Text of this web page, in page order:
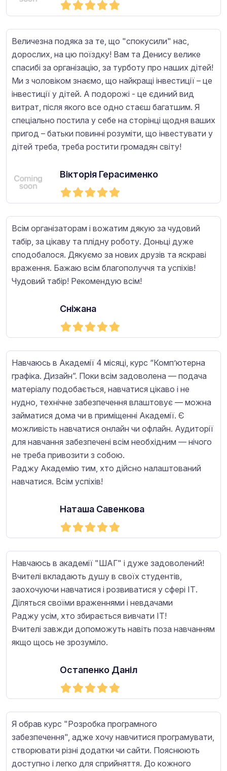
Величезна подяка за те, що "спокусили" нас,
дорослих, на цю поїздку! Вам та Денису велике
спасибі за організацію, за турботу про наших дітей!
Ми з чоловіком знаємо, що найкращі інвестиції – це
інвестиції у дітей. А подорожі - це єдиний вид
витрат, після якого все одно стаєш багатшим. Я
спеціально постила у себе на сторінці щодня ваших
пригод – батьки повинні розуміти, що інвестувати у
дітей треба, треба ростити громадян світу!
Вікторія Герасименко
Всім організаторам і вожатим дякую за чудовий
табір, за цікаву та плідну роботу. Доньці дуже
сподобалося. Дякуємо за нових друзів та яскраві
враження. Бажаю всім благополуччя та успіхів!
Чудовий табір! Рекомендую всім!
Сніжана
Навчаюсь в Академії 4 місяці, курс “Комп’ютерна
графіка. Дизайн”. Поки всім задоволена — подача
матеріалу подобається, навчатися цікаво і не
нудно, технічне забезпечення влаштовує — можна
займатися дома чи в приміщенні Академії. Є
можливість навчатися онлайн чи офлайн. Аудиторії
для навчання забезпечені всім необхідним — нічого
не треба привозити з собою.
Раджу Академію тим, хто дійсно налаштований
навчатися. Всім успіхів!
Наташа Савенкова
Навчаюсь в академії "ШАГ" і дуже задоволений!
Вчителі вкладають душу в своїх студентів,
заохочуючи навчатися і розвиватися у сфері ІТ.
Діляться своїми враженнями і невдачами
Раджу усім, хто збирається вивчати ІТ!
Вчителі завжди допоможуть навіть поза навчанням
якщо щось не зрозуміло.
Остапенко Даніл
Я обрав курс "Розробка програмного
забезпечення", адже хочу навчитися програмувати,
створювати різні додатки чи сайти. Пояснюють
доступно і легко для сприйняття. До кожного